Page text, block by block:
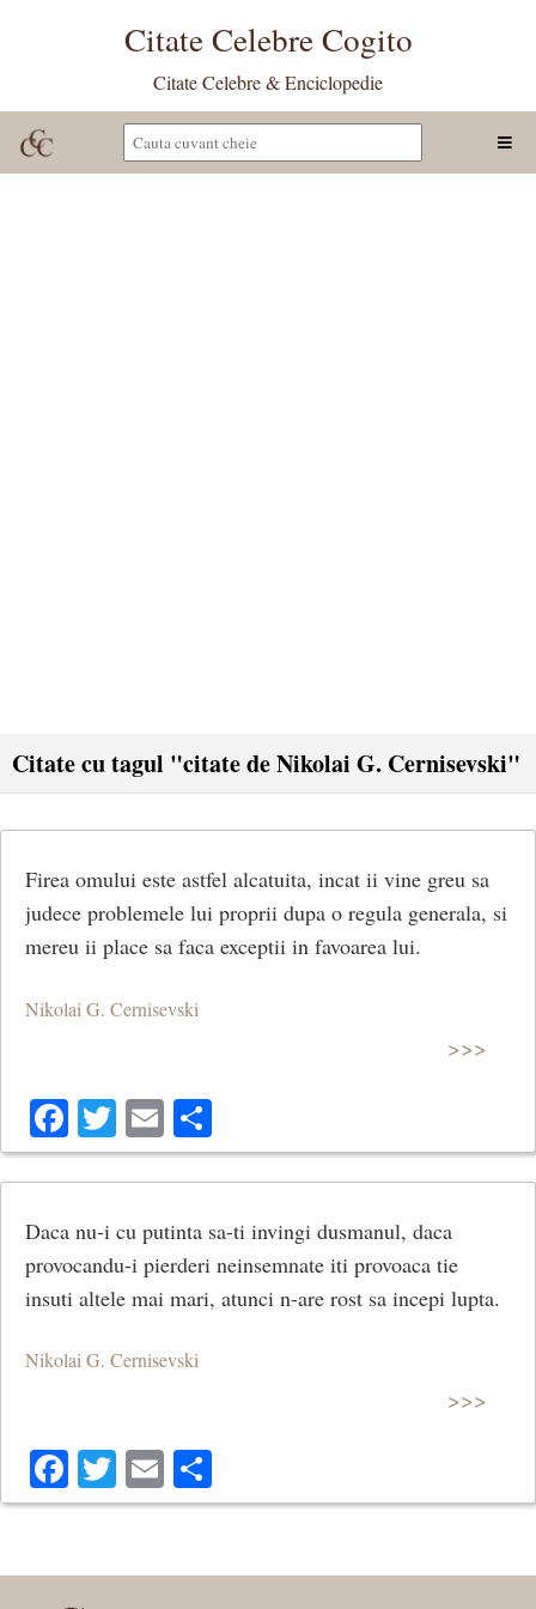
Citate Celebre Cogito
Citate Celebre & Enciclopedie
Citate cu tagul "citate de Nikolai G. Cernisevski"
Firea omului este astfel alcatuita, incat ii vine greu sa
judece problemele lui proprii dupa o regula generala, si
mereu ii place sa faca exceptii in favoarea lui.
Nikolai G. Cernisevski
>>>
Facebook
Twitter
Email
Daca nu-i cu putinta sa-ti invingi dusmanul, daca
provocandu-i pierderi neinsemnate iti provoaca tie
insuti altele mai mari, atunci n-are rost sa incepi lupta.
Nikolai G. Cernisevski
>>>
Facebook
Twitter
Email